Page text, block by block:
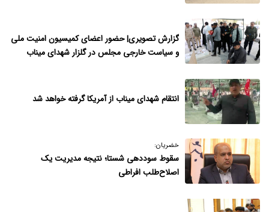
گزارش تصویری| حضور اعضای کمیسیون امنیت ملی
و سیاست خارجی مجلس در گلزار شهدای میناب
انتقام شهدای میناب از آمریکا گرفته خواهد شد
خضریان:
سقوط سوددهی شستا؛ نتیجه مدیر‌یت یک
اصلاح‌طلب افراطی